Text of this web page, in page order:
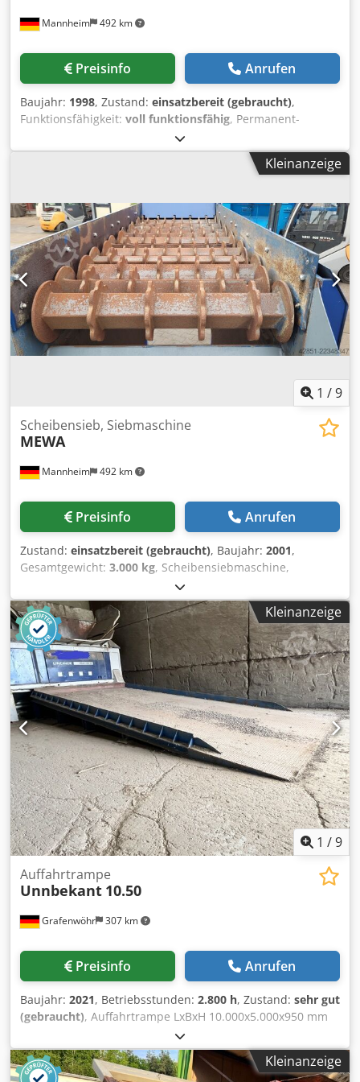
Digitalsteuerung, mehreren Voreinstellungsmöglichkeiten
45 m3/8 Stunden; abhängig von Holzart, Durchmesser und
Schnittbild - 2-5 Rollenbahnen mit Auswerfern - 2-6
Zuschnittsäge: mit digitaler Steuerung, drei Sägeeinheiten
für bis zu doppelt so große Zuschnittkapazität - 2-8
Rollenbahnen mit Klassierer - 2-9
Zwischenprismenmagazin - 2-10 Rollenbahn - 2-11 Costa
Leopard II. Seriencutter, mit 2-Achs-Vorschubautomatik
Sortiertisch - 2-13 Förderbänder für Klumpenabfälle - 2-14
Mahlwerk (Trommel) Cedpfx Agjv Hm T Sjrerf - 2-15
Förderer der Mahlmaschine: Schneckenförderer,
Becherwerk, Redler (Option für die Beladung von LKWs mit
Walking-Floor) 3. Hilfsmaschinen: - 3-1 E. Gillet-
Schlitzbandsäge, zugehörige Förderbänder, Manipulator,
Vorschubmechanismus - 3-2 Schreinerbandsäge (800) - 3-3
Paletten-Würfelschneidemaschine (Sternkammer) - 3-4
SOCOLEST Valdoi Doppel-Kantenanleimkreissägen, mit
Einachs-Formatkreissägemaschine - 3-6 STVO Einachs-
Mannheim 492 km
Preisinfo Anrufen
Baujahr: 1998, Zustand: einsatzbereit (gebraucht),
Funktionsfähigkeit: voll funktionsfähig, Permanent-
Überbandmagnet, inklusive Gestell, Gurtgeschwindigkeit:
ca. 1,7 m/sec, Antriebsleistung: 4 kW (Getriebemotor kpl.
nagelneu), Gesamtlänge: ca. 2650 mm , Breite: 1500 mm,
Installationsabstand: 200-250 mm(max. 300 mm), Gewicht
ohne Gestell: ca. 3000 kg, Crjdpezma Ewefx Agrjf
Kleinanzeige
1 /9
Mannheim 492 km
Scheibensieb, Siebmaschine
MEWA
Preisinfo Anrufen
Zustand: einsatzbereit (gebraucht), Baujahr: 2001,
Gesamtgewicht: 3.000 kg, Scheibensiebmaschine,
Sieblänge: ca. 2600mm, Siebbreite: ca. 910mm,
Scheibenabstand: ca. 170 mm, (versetzt ca. 85 mm),
Achsenabstand: ca. 50-60 mm Gesamtlänge: 3450 mm,
Gesamtbreite: 1500 mm, Höhe: 2400 mm, Gewicht. ca.
2500 kg, Crjdpfjzmav Nsx Agref FLENDER Getriebe, 6
Achsenlager von der Antriebsseite nagelneu, Gebrauchte
Maschine in gutem einsatzbereiten Zustand, Kein
Typenschild mehr vorhanden
Kleinanzeige
1 /9
Grafenwöhr 307 km
Auffahrtrampe
Unnbekant 10.50
Preisinfo Anrufen
Baujahr: 2021, Betriebsstunden: 2.800 h, Zustand: sehr gut
(gebraucht), Auffahrtrampe LxBxH 10.000x5.000x950 mm
Csdezffu Ispfx Agrerf in einwandfreiem Zustand, kaum
benutzt sehr stabile Konstruktion
Kleinanzeige